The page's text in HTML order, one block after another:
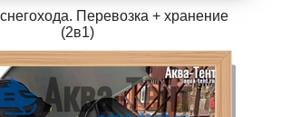
Перевозка + хранение
(2в1)